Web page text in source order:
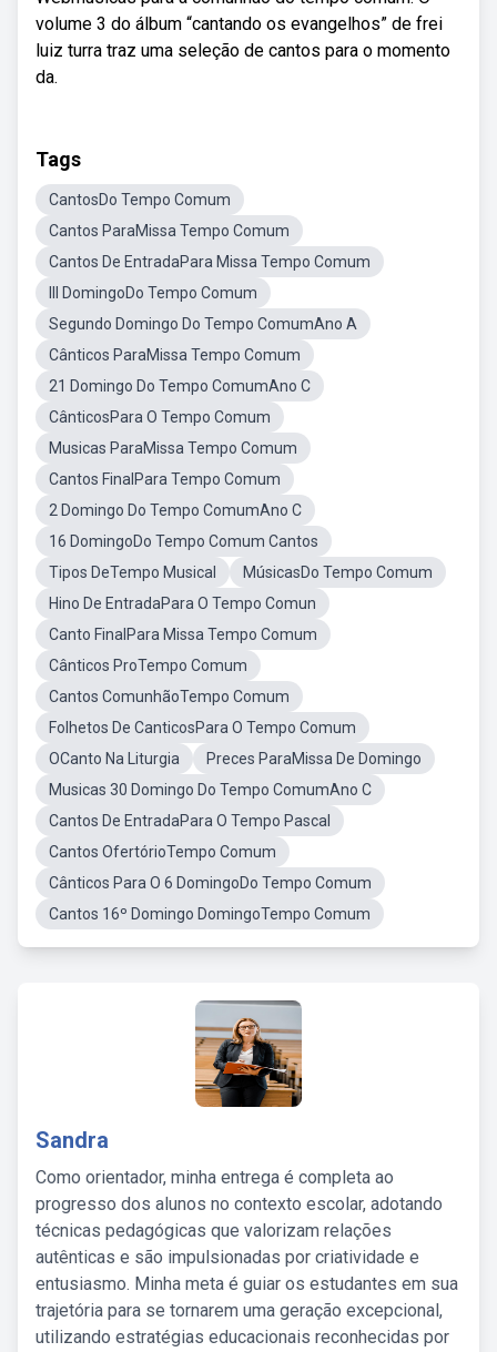
volume 3 do álbum “cantando os evangelhos” de frei
luiz turra traz uma seleção de cantos para o momento
da.
Tags
CantosDo Tempo Comum
Cantos ParaMissa Tempo Comum
Cantos De EntradaPara Missa Tempo Comum
III DomingoDo Tempo Comum
Segundo Domingo Do Tempo ComumAno A
Cânticos ParaMissa Tempo Comum
21 Domingo Do Tempo ComumAno C
CânticosPara O Tempo Comum
Musicas ParaMissa Tempo Comum
Cantos FinalPara Tempo Comum
2 Domingo Do Tempo ComumAno C
16 DomingoDo Tempo Comum Cantos
Tipos DeTempo Musical
MúsicasDo Tempo Comum
Hino De EntradaPara O Tempo Comun
Canto FinalPara Missa Tempo Comum
Cânticos ProTempo Comum
Cantos ComunhãoTempo Comum
Folhetos De CanticosPara O Tempo Comum
OCanto Na Liturgia
Preces ParaMissa De Domingo
Musicas 30 Domingo Do Tempo ComumAno C
Cantos De EntradaPara O Tempo Pascal
Cantos OfertórioTempo Comum
Cânticos Para O 6 DomingoDo Tempo Comum
Cantos 16º Domingo DomingoTempo Comum
Sandra
Como orientador, minha entrega é completa ao
progresso dos alunos no contexto escolar, adotando
técnicas pedagógicas que valorizam relações
autênticas e são impulsionadas por criatividade e
entusiasmo. Minha meta é guiar os estudantes em sua
trajetória para se tornarem uma geração excepcional,
utilizando estratégias educacionais reconhecidas por